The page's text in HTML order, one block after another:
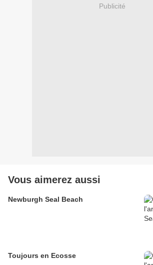
Publicité
Vous aimerez aussi
Newburgh Seal Beach
Toujours en Ecosse